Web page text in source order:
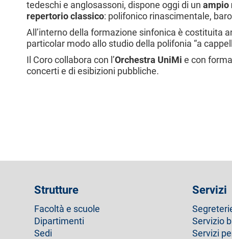
tedeschi e anglosassoni, dispone oggi di un ampio
repertorio classico: polifonico rinascimentale,
All’interno della formazione sinfonica è costituita
particolar modo allo studio della polifonia “a
Il Coro collabora con l’Orchestra UniMi e con
concerti e di esibizioni pubbliche.
Strutture
Facoltà e scuole
Dipartimenti
Sedi
Servizi
Servizio
Servizi